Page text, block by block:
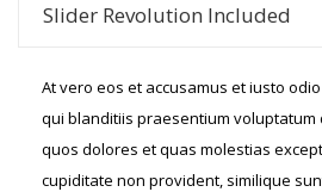
Slider Revolution Included
At vero eos et accusamus et iusto
qui blanditiis praesentium
quos dolores et quas molestias
cupiditate non provident, similique